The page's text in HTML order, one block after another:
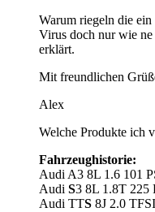
Warum riegeln die
Virus doch nur wie ne
erklärt.
Mit freundlichen
Alex
Welche Produkte ich
Fahrzeughistorie:
Audi A3 8L 1.6 101
Audi S3 8L 1.8T 225
Audi TTS 8J 2.0